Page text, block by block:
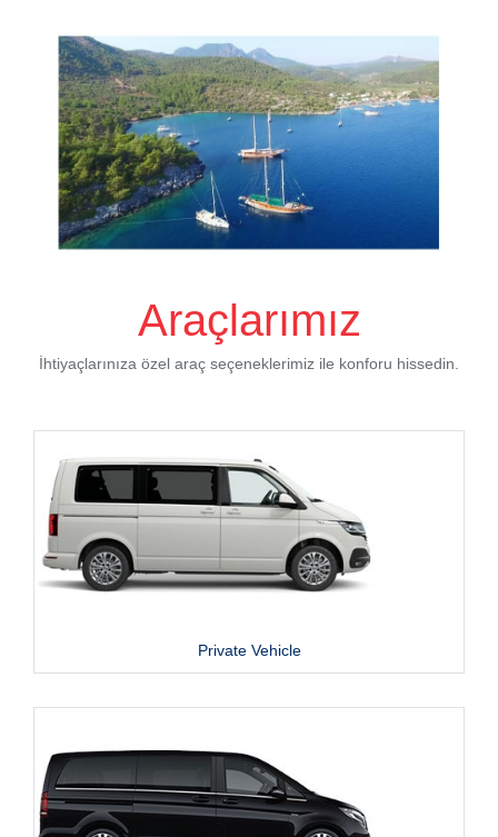
Araçlarımız
İhtiyaçlarınıza özel araç seçeneklerimiz ile konforu hissedin.
Private Vehicle